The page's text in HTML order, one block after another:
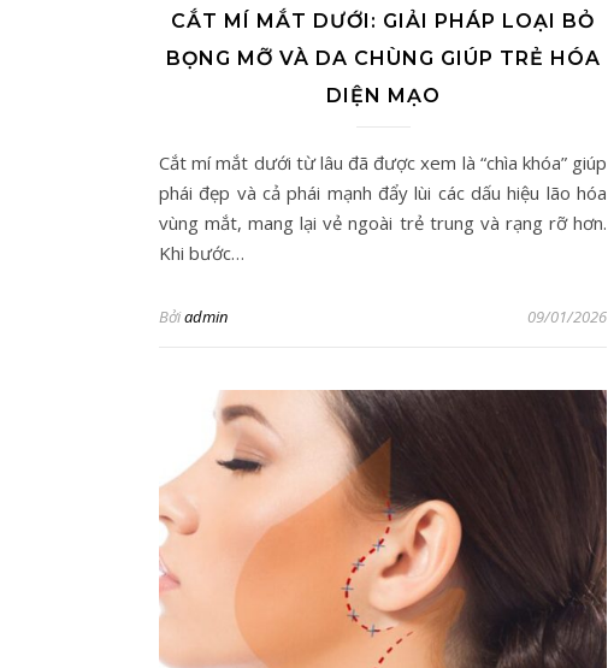
CẮT MÍ MẮT DƯỚI: GIẢI PHÁP LOẠI BỎ
BỌNG MỠ VÀ DA CHÙNG GIÚP TRẺ HÓA
DIỆN MẠO
Cắt mí mắt dưới từ lâu đã được xem là “chìa khóa” giúp
phái đẹp và cả phái mạnh đẩy lùi các dấu hiệu lão hóa
vùng mắt, mang lại vẻ ngoài trẻ trung và rạng rỡ hơn.
Khi bước…
Bởiadmin 09/01/2026